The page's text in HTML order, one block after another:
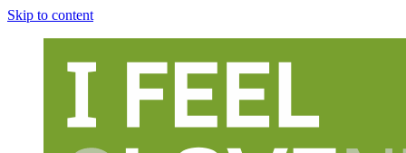
Skip to content